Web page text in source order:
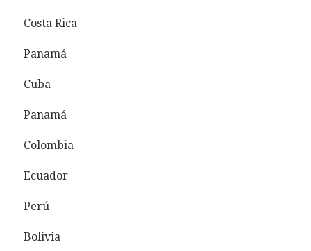
Costa Rica
Panamá
Cuba
Panamá
Colombia
Ecuador
Perú
Bolivia